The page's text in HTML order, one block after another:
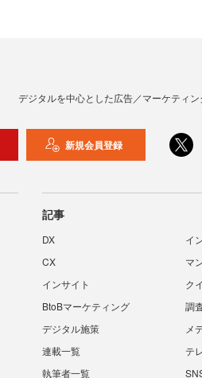
デジタルを中心とした広告／マーケティ
新規会員登録
記事
DX
イ
CX
マ
インサイト
ク
BtoBマーケティング
調
デジタル施策
メ
連載一覧
テ
執筆者一覧